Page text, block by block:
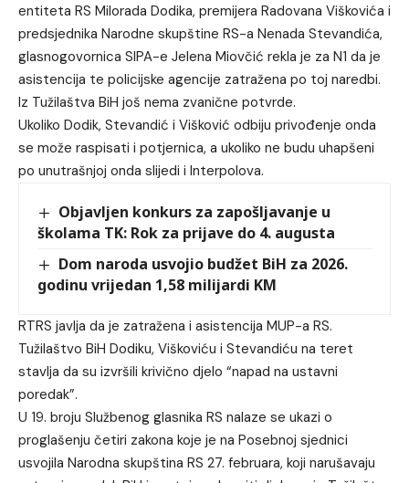
entiteta RS Milorada Dodika, premijera Radovana Viškovića i
predsjednika Narodne skupštine RS-a Nenada Stevandića,
glasnogovornica SIPA-e Jelena Miovčić rekla je za N1 da je
asistencija te policijske agencije zatražena po toj naredbi.
Iz Tužilaštva BiH još nema zvanične potvrde.
Ukoliko Dodik, Stevandić i Višković odbiju privođenje onda
se može raspisati i potjernica, a ukoliko ne budu uhapšeni
po unutrašnjoj onda slijedi i Interpolova.
Objavljen konkurs za zapošljavanje u
školama TK: Rok za prijave do 4. augusta
Dom naroda usvojio budžet BiH za 2026.
godinu vrijedan 1,58 milijardi KM
RTRS javlja da je zatražena i asistencija MUP-a RS.
Tužilaštvo BiH Dodiku, Viškoviću i Stevandiću na teret
stavlja da su izvršili krivično djelo “napad na ustavni
poredak”.
U 19. broju Službenog glasnika RS nalaze se ukazi o
proglašenju četiri zakona koje je na Posebnoj sjednici
usvojila Narodna skupština RS 27. februara, koji narušavaju